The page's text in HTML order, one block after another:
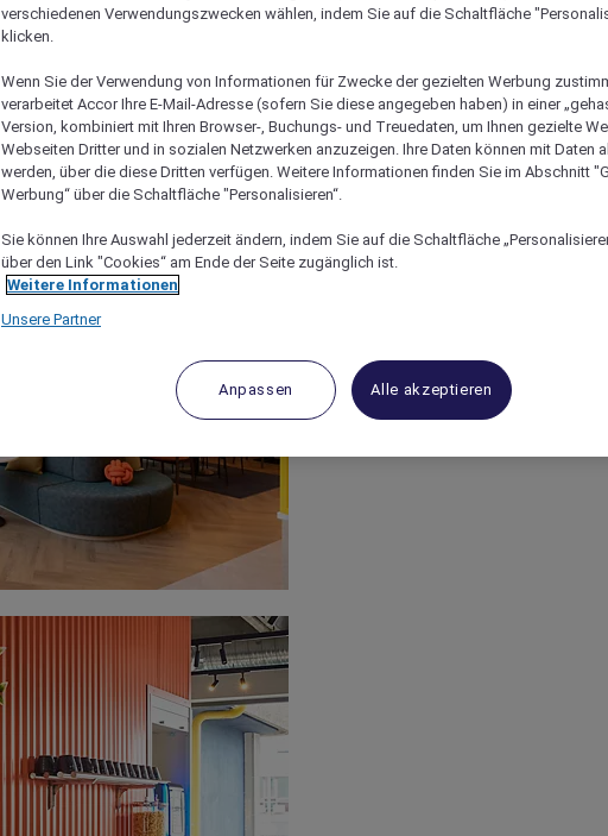
verschiedenen Verwendungszwecken wählen, indem Sie auf die Schaltfläche
klicken.
Wenn Sie der Verwendung von Informationen für Zwecke der gezielten Werbung
verarbeitet Accor Ihre E-Mail-Adresse (sofern Sie diese angegeben haben) in einer
Version, kombiniert mit Ihren Browser-, Buchungs- und Treuedaten, um Ihnen gezielte
Webseiten Dritter und in sozialen Netzwerken anzuzeigen. Ihre Daten können mit Daten
werden, über die diese Dritten verfügen. Weitere Informationen finden Sie im Abschnitt
Werbung“ über die Schaltfläche "Personalisieren“.
Sie können Ihre Auswahl jederzeit ändern, indem Sie auf die Schaltfläche
über den Link "Cookies“ am Ende der Seite zugänglich ist.
Weitere Informationen
Unsere Partner
Anpassen Alle akzeptieren